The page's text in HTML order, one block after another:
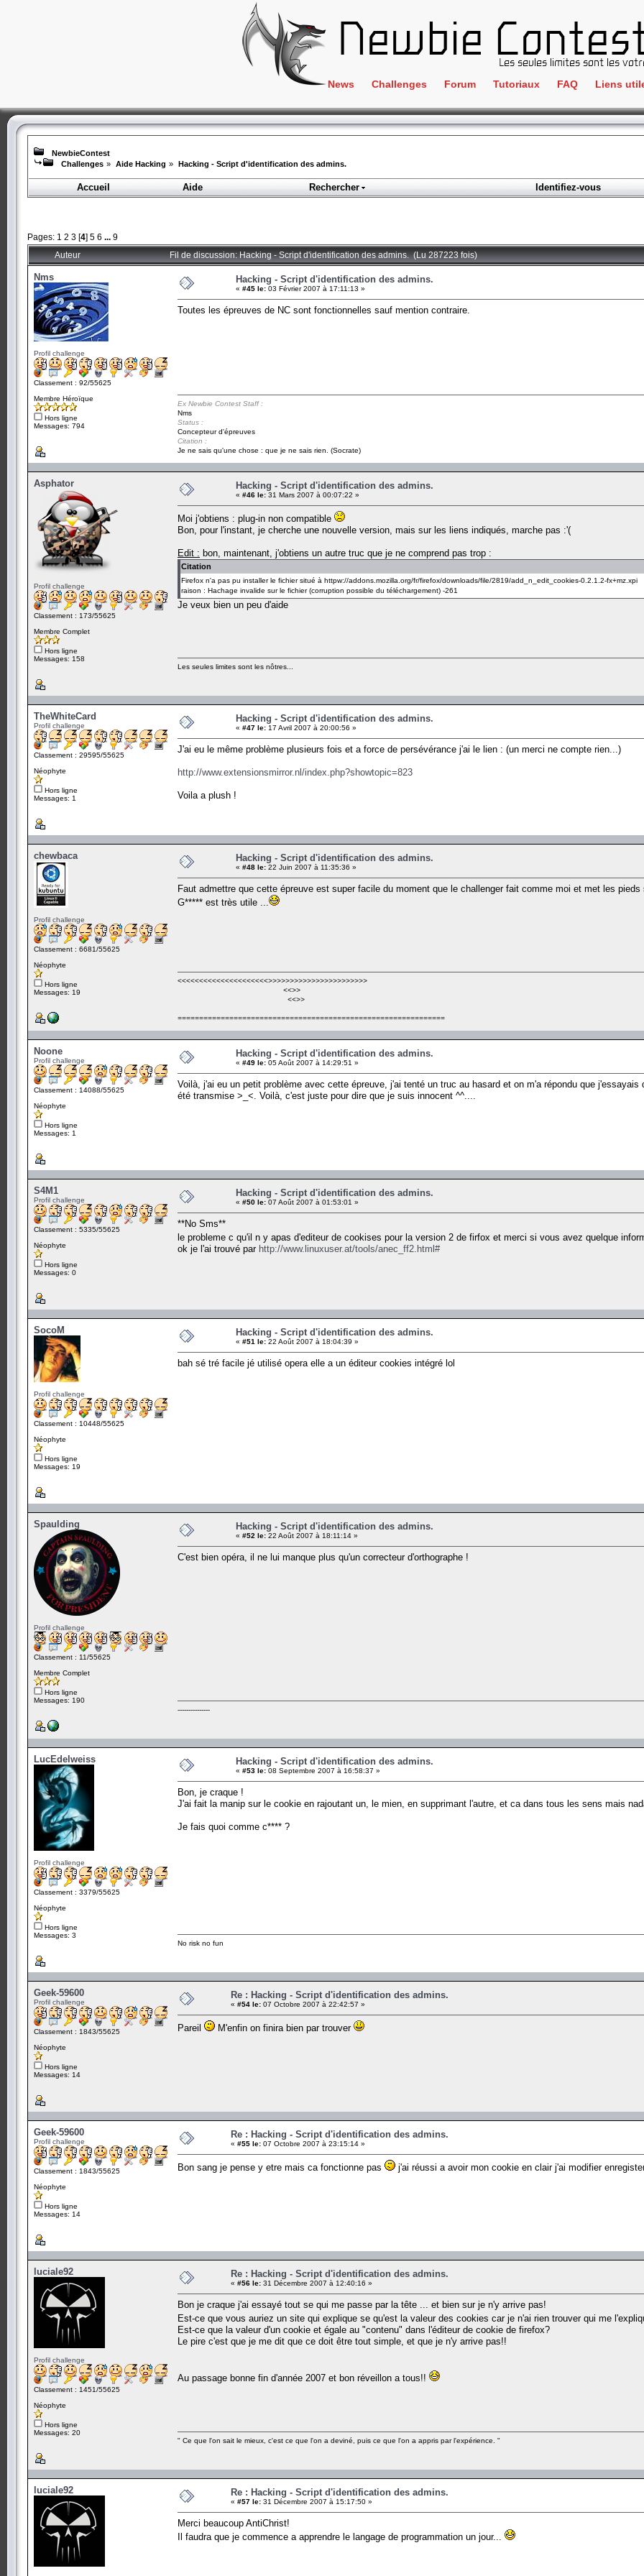
News Challenges
Crackme
ClientSide
Forensics
Programmation
Stéganographie
Wargame
Forum Tutoriaux FAQ Liens
IRC
NewbieContest
Challenges » Aide Hacking » Hacking - Script d'identification des admins.
Accueil
Aide Rechercher Identifiez-vous
Pages: 1 2 3 [4] 5 6 ... 9
Auteur Fil de discussion: Hacking - Script d'identification des admins. (Lu 287223 fois)
Nms
Profil challenge
Classement : 92/55625
Membre Héroïque
Hors ligne
Messages: 794
Hacking - Script d'identification des admins.
« #45 le: 03 Février 2007 à 17:11:13 »
Toutes les épreuves de NC sont fonctionnelles sauf mention contraire.
Ex Newbie Contest Staff :
Nms
Status :
Concepteur d'épreuves
Citation :
Je ne sais qu'une chose : que je ne sais rien. (Socrate)
Asphator
Profil challenge
Classement : 173/55625
Membre Complet
Hors ligne
Messages: 158
Hacking - Script d'identification des admins.
« #46 le: 31 Mars 2007 à 00:07:22 »
Moi j'obtiens : plug-in non compatible
Bon, pour l'instant, je cherche une nouvelle version, mais sur les liens indiqués, marche pas :'(
Edit : bon, maintenant, j'obtiens un autre truc que je ne comprend pas trop :
Citation
Firefox n'a pas pu installer le fichier situé à httpw://addons.mozilla.org/fr/firefox/downloads/file/2819/add_n_edit_cookies-0.2.1.2-fx+mz.xpi
raison : Hachage invalide sur le fichier (corruption possible du téléchargement) -261
Je veux bien un peu d'aide
Les seules limites sont les nôtres...
TheWhiteCard
Profil challenge
Classement : 29595/55625
Néophyte
Hors ligne
Messages: 1
Hacking - Script d'identification des admins.
« #47 le: 17 Avril 2007 à 20:00:56 »
J'ai eu le même problème plusieurs fois et a force de persévérance j'ai le lien : (un merci ne compte rien...)
http://www.extensionsmirror.nl/index.php?showtopic=823
Voila a plush !
chewbaca
Profil challenge
Classement : 6681/55625
Néophyte
Hors ligne
Messages: 19
Hacking - Script d'identification des admins.
« #48 le: 22 Juin 2007 à 11:35:36 »
Faut admettre que cette épreuve est super facile du moment que le challenger fait comme moi et met les
G***** est très utile ...
<<<<<<<<<<<<<<<<<<<<<>>>>>>>>>>>>>>>>>>>>>>>
<<>>
<<>>
==============================================================
Noone
Profil challenge
Classement : 14088/55625
Néophyte
Hors ligne
Messages: 1
Hacking - Script d'identification des admins.
« #49 le: 05 Août 2007 à 14:29:51 »
Voilà, j'ai eu un petit problème avec cette épreuve, j'ai tenté un truc au hasard et on m'a répondu que
été transmise >_<. Voilà, c'est juste pour dire que je suis innocent ^^....
S4M1
Profil challenge
Classement : 5335/55625
Néophyte
Hors ligne
Messages: 0
Hacking - Script d'identification des admins.
« #50 le: 07 Août 2007 à 01:53:01 »
**No Sms**
le probleme c qu'il n y apas d'editeur de cookises pour la version 2 de firfox et merci si vous avez quelque
ok je l'ai trouvé par http://www.linuxuser.at/tools/anec_ff2.html#
SocoM
Profil challenge
Classement : 10448/55625
Néophyte
Hors ligne
Messages: 19
Hacking - Script d'identification des admins.
« #51 le: 22 Août 2007 à 18:04:39 »
bah sé tré facile jé utilisé opera elle a un éditeur cookies intégré lol
Spaulding
Profil challenge
Classement : 11/55625
Membre Complet
Hors ligne
Messages: 190
Hacking - Script d'identification des admins.
« #52 le: 22 Août 2007 à 18:11:14 »
C'est bien opéra, il ne lui manque plus qu'un correcteur d'orthographe !
---------------
LucEdelweiss
Profil challenge
Classement : 3379/55625
Néophyte
Hors ligne
Messages: 3
Hacking - Script d'identification des admins.
« #53 le: 08 Septembre 2007 à 16:58:37 »
Bon, je craque !
J'ai fait la manip sur le cookie en rajoutant un, le mien, en supprimant l'autre, et ca dans tous les sens mais
Je fais quoi comme c**** ?
No risk no fun
Geek-59600
Profil challenge
Classement : 1843/55625
Néophyte
Hors ligne
Messages: 14
Re : Hacking - Script d'identification des admins.
« #54 le: 07 Octobre 2007 à 22:42:57 »
Pareil M'enfin on finira bien par trouver
Geek-59600
Profil challenge
Classement : 1843/55625
Néophyte
Hors ligne
Messages: 14
Re : Hacking - Script d'identification des admins.
« #55 le: 07 Octobre 2007 à 23:15:14 »
Bon sang je pense y etre mais ca fonctionne pas j'ai réussi a avoir mon cookie en clair j'ai modifier
luciale92
Profil challenge
Classement : 1451/55625
Néophyte
Hors ligne
Messages: 20
Re : Hacking - Script d'identification des admins.
« #56 le: 31 Décembre 2007 à 12:40:16 »
Bon je craque j'ai essayé tout se qui me passe par la tête ... et bien sur je n'y arrive pas!
Est-ce que vous auriez un site qui explique se qu'est la valeur des cookies car je n'ai rien trouver qui me
Est-ce que la valeur d'un cookie et égale au "contenu" dans l'éditeur de cookie de firefox?
Le pire c'est que je me dit que ce doit être tout simple, et que je n'y arrive pas!!
Au passage bonne fin d'année 2007 et bon réveillon a tous!!
" Ce que l'on sait le mieux, c'est ce que l'on a deviné, puis ce que l'on a appris par l'expérience. "
luciale92 Re : Hacking - Script d'identification des admins.
« #57 le: 31 Décembre 2007 à 15:17:50 »
Merci beaucoup AntiChrist!
Il faudra que je commence a apprendre le langage de programmation un jour...